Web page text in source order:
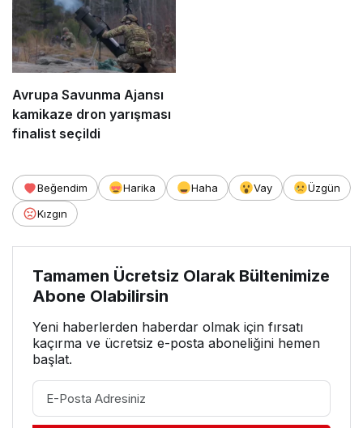
Avrupa Savunma Ajansı
kamikaze dron yarışması
finalist seçildi
Beğendim Harika Haha Vay
Üzgün
Kızgın
Tamamen Ücretsiz Olarak Bültenimize
Abone Olabilirsin
Yeni haberlerden haberdar olmak için fırsatı
kaçırma ve ücretsiz e-posta aboneliğini hemen
başlat.